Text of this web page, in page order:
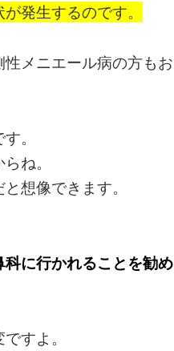
発生するのです。
メニエール病の方もお
。
ね。
想像できます。
に行かれることを勧め
すよ。